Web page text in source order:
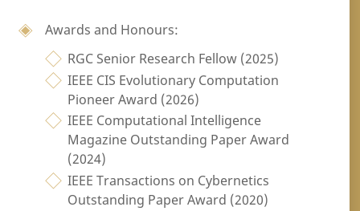
Awards and Honours:
RGC Senior Research Fellow (2025)
IEEE CIS Evolutionary Computation
Pioneer Award (2026)
IEEE Computational Intelligence
Magazine Outstanding Paper Award
(2024)
IEEE Transactions on Cybernetics
Outstanding Paper Award (2020)